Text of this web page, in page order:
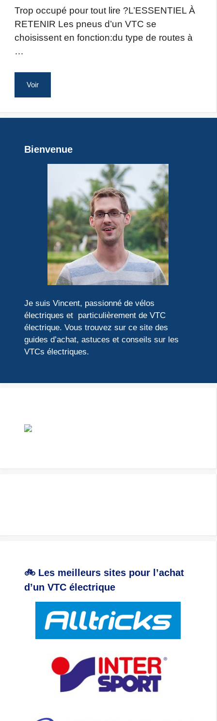
Trop occupé pour tout lire ?L’ESSENTIEL À
RETENIR Les pneus d’un VTC se
choisissent en fonction:du type de routes à
…
Voir
Bienvenue
Je suis Vincent, passionné de vélos
électriques et particulièrement de VTC
électrique. Vous trouvez sur ce site des
guides d’achat, astuces et conseils sur les
VTCs électriques.
🚲 Les meilleurs sites pour l’achat
d’un VTC électrique